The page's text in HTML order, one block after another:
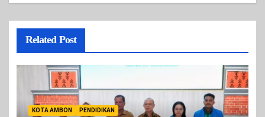
Related Post
KOTA AMBON PENDIDIKAN